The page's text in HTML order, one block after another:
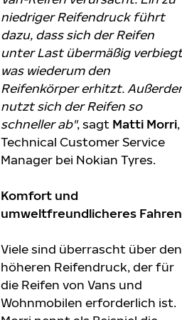
niedriger Reifendruck führt
dazu, dass sich der Reifen
unter Last übermäßig
was wiederum den
Reifenkörper erhitzt.
nutzt sich der Reifen so
schneller ab", sagt Matti Morri,
Technical Customer Service
Manager bei Nokian Tyres.
Komfort und
umweltfreundlicheres Fahren
Viele sind überrascht über den
höheren Reifendruck, der für
die Reifen von Vans und
Wohnmobilen erforderlich ist.